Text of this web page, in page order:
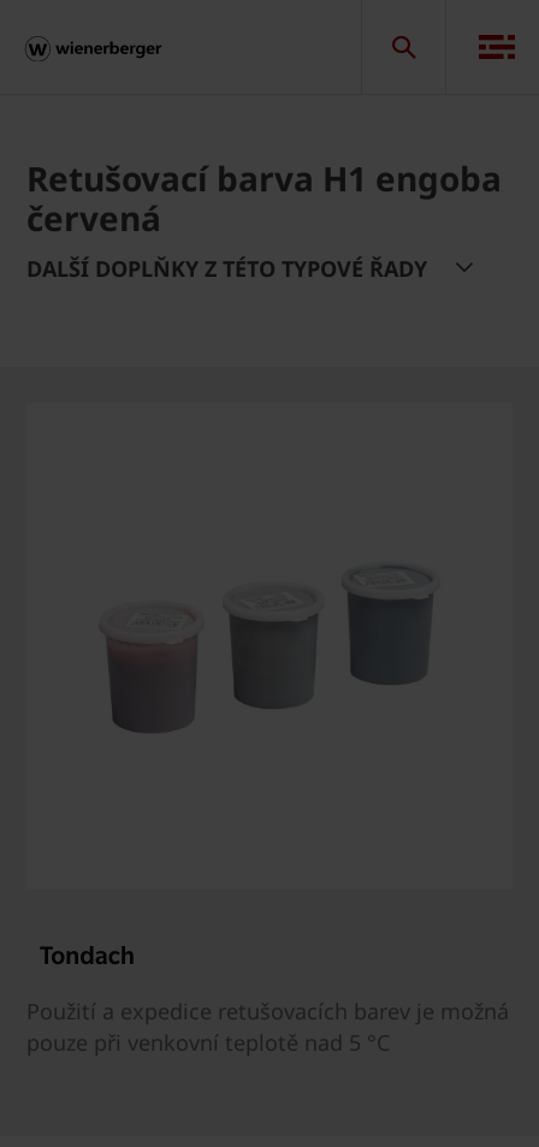
Retušovací barva H1 engoba
červená
DALŠÍ DOPLŇKY Z TÉTO TYPOVÉ ŘADY
Použití a expedice retušovacích barev je možná
pouze při venkovní teplotě nad 5 °C